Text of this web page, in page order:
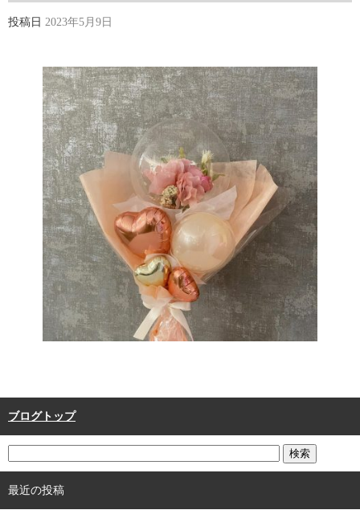
投稿日 2023年5月9日
ブログトップ
最近の投稿